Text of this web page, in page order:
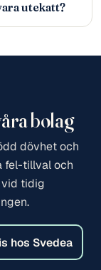
utekatt?
bolag
dövhet och
fel-tillval och
vid tidig
hos Svedea